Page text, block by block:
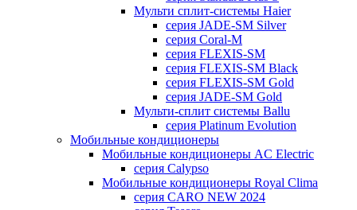
Мульти сплит-системы Haier
серия JADE-SM Silver
серия Coral-M
серия FLEXIS-SM
серия FLEXIS-SM Black
серия FLEXIS-SM Gold
серия JADE-SM Gold
Мульти-сплит системы Ballu
серия Platinum Evolution
Мобильные кондиционеры
Мобильные кондиционеры AC Electric
серия Calypso
Мобильные кондиционеры Royal Clima
серия CARO NEW 2024